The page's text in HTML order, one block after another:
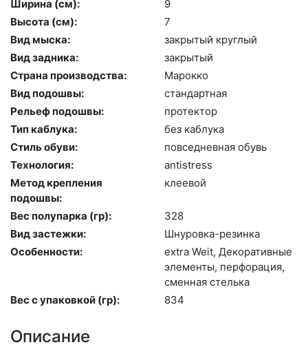
Ширина (см):
9
Высота (cм):
7
Вид мыска:
зак­ры­тый круг­лый
Вид задника:
зак­ры­тый
Страна производства:
Ма­рок­ко
Вид подошвы:
стан­дарт­ная
Рельеф подошвы:
про­тек­тор
Тип каблука:
без каб­лу­ка
Стиль обуви:
пов­седнев­ная обувь
Технология:
an­tist­ress
Метод крепления
подошвы:
кле­евой
Вес полупарка (гр):
328
Вид застежки:
Шну­ров­ка-ре­зин­ка
Особенности:
ext­ra We­it, Де­кора­тив­ные
эле­мен­ты, пер­фо­рация,
смен­ная стель­ка
Вес с упаковкой (гр):
834
Описание